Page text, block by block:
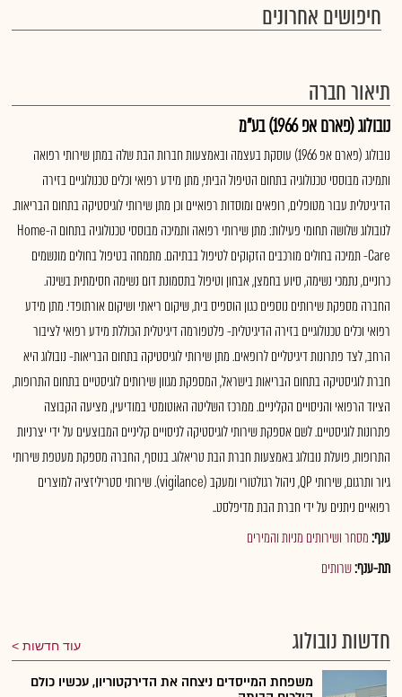
חיפושים אחרונים
תיאור חברה
נובולוג (פארם אפ 1966) בע"מ
נובולוג (פארם אפ 1966) עוסקת בעצמה ובאמצעות חברות הבת שלה במתן שירותי רפואה
ותמיכה מבוססי טכנולוגיה בתחום הטיפול הביתי, מתן מידע רפואי וכלים טכנולוגיים בזירה
הדיגיטלית עבור מטופלים, רופאים ומוסדות רפואיים וכן מתן שירותי לוגיסטיקה בתחום הבריאות.
לנובולוג שלושה תחומי פעילות: מתן שירותי רפואה ותמיכה מבוססי טכנולוגיה בתחום ה-Home
Care- תמיכה בחולים מורכבים הזקוקים לטיפול בבתיהם. מתמחה בטיפול בחולים מונשמים
כרוניים, נתמכי נשימה, סיוע בחמצן, אבחון וטיפול בתסמונת דום נשימה חסימתית בשינה.
החברה מספקת שירותים נוספים כגון הוספיס בית, שיקום ריאתי ושיקום אורתופדי. מתן מידע
רפואי וכלים טכנולוגיים בזירה הדיגיטלית- פלטפורמה דיגיטלית הכוללת מידע רפואי לציבור
הרחב, לצד פתרונות דיגיטליים לרופאים. מתן שירותי לוגיסטיקה בתחום הבריאות- נובולוג היא
חברת לוגיסטיקה בתחום הבריאות בישראל, המספקת מגוון שירותים לוגיסטיים בתחום התרופות,
הציוד הרפואי והניסויים הקליניים. ממרכז השליטה האוטומטי במודיעין, מציעה הקבוצה
פתרונות לוגיסטיים. לשם אספקת שירותי לוגיסטיקה לניסויים קליניים המבוצעים על ידי יצרניות
התרופות, פועלת נובולוג באמצעות חברת הבת טריאלוג. בנוסף, החברה מספקת מעטפת שירותי
גיור ותרגום, שירותי QP, ניהול רגולטורי ומעקב (vigilance). שירותי סטריליזציה למוצרים
רפואיים ניתנים על ידי חברת הבת מדיפלסט..
ענף:מסחר ושירותים מניות והמירים
תת-ענף:שרותים
חדשות נובולוג עוד חדשות
משפחת המייסדים ניצחה את הדירקטוריון, עכשיו כולם